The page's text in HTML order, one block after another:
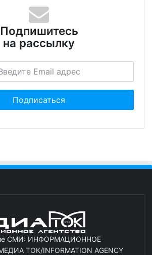
Подпишитесь
на рассылку
СМИ: ИНФОРМАЦИОННОЕ
ТОК/INFORMATION AGENCY